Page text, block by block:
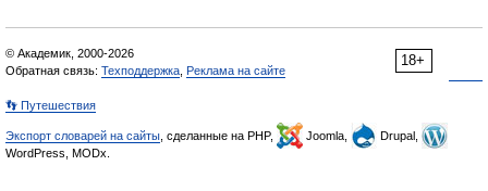
18+
© Академик, 2000-2026
Обратная связь: Техподдержка Реклама на сайте
👣 Путешествия
Экспорт словарей на сайты , сделанные на PHP, Joomla,
Drupal,
WordPress, MODx.